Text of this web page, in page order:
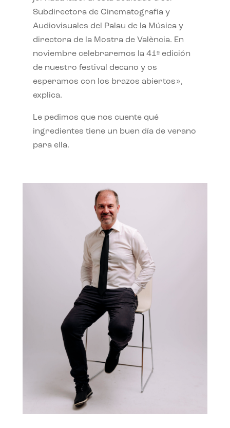
Subdirectora de Cinematografía y
Audiovisuales del Palau de la Música y
directora de la Mostra de València. En
noviembre celebraremos la 41ª edición
de nuestro festival decano y os
esperamos con los brazos abiertos»,
explica.
Le pedimos que nos cuente qué
ingredientes tiene un buen día de verano
para ella.